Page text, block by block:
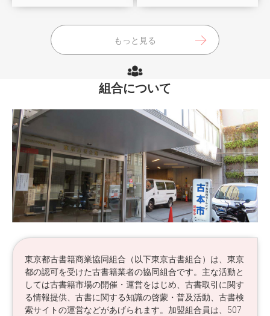
もっと見る
組合について
東京都古書籍商業協同組合（以下東京古書組合）は、東京
都の認可を受けた古書籍業者の協同組合です。主な活動と
しては古書籍市場の開催・運営をはじめ、古書取引に関す
る情報提供、古書に関する知識の啓蒙・普及活動、古書検
索サイトの運営などがあげられます。加盟組合員は、507